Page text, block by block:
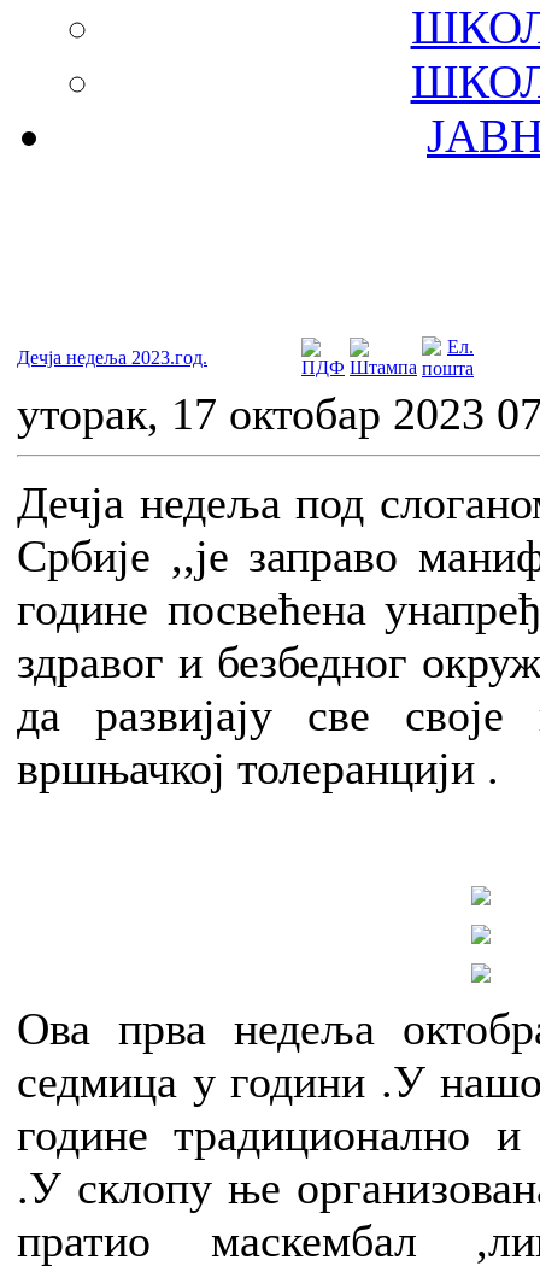
Дечја недеља 2023.год.
уторак, 17 октобар 2023
Дечја недеља под
Србије ,,је заправо
године посвећена
здравог и безбедног
да развијају све
вршњачкој толеранцији .
Ова прва недеља
седмица у години .У
године традиционално
.У склопу ње
пратио маскембал